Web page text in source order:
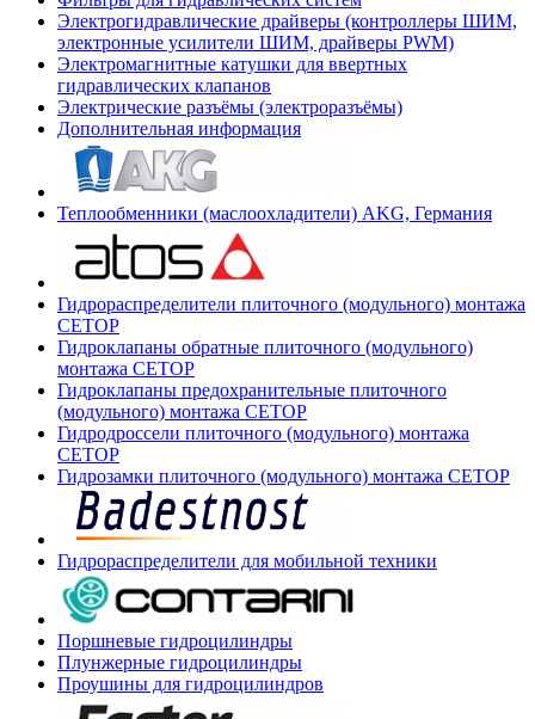
Электрогидравлические драйверы (контроллеры ШИМ,
электронные усилители ШИМ, драйверы PWM)
Электромагнитные катушки для ввертных
гидравлических клапанов
Электрические разъёмы (электроразъёмы)
Дополнительная информация
Теплообменники (маслоохладители) AKG, Германия
Гидрораспределители плиточного (модульного) монтажа
СЕТОР
Гидроклапаны обратные плиточного (модульного)
монтажа CETOP
Гидроклапаны предохранительные плиточного
(модульного) монтажа CETOP
Гидродроссели плиточного (модульного) монтажа
CETOP
Гидрозамки плиточного (модульного) монтажа CETOP
Гидрораспределители для мобильной техники
Поршневые гидроцилиндры
Плунжерные гидроцилиндры
Проушины для гидроцилиндров